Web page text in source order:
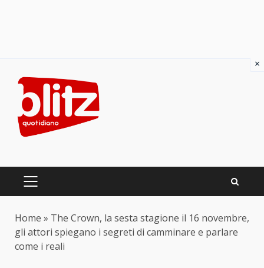
content
PRIMARY
Home » The Crown, la sesta stagione il 16 novembre,
gli attori spiegano i segreti di camminare e parlare
come i reali
×